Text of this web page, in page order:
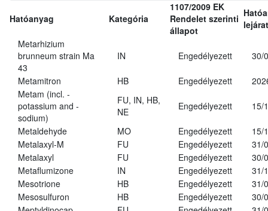
Hatóanyag Kategória
1107/2009 EK
Rendelet szerinti
állapot
Metarhizium
brunneum strain Ma
43
IN Engedélyezett 30/
Metamitron HB Engedélyezett
Metam (incl. -
potassium and -
sodium)
FU, IN, HB,
NE
Engedélyezett 15/
Metaldehyde MO Engedélyezett
15/
Metalaxyl-M
FU Engedélyezett
31/
Metalaxyl
FU Engedélyezett
30/
Metaflumizone
IN Engedélyezett
31/
Mesotrione
HB Engedélyezett
31/
Mesosulfuron
HB Engedélyezett
30/